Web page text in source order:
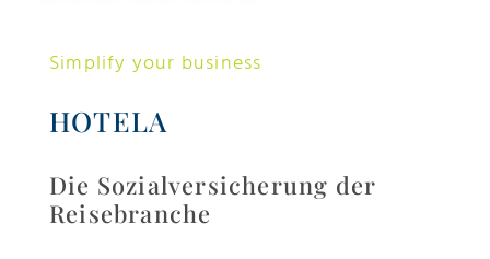
Simplify your business
HOTELA
Die Sozialversicherung der
Reisebranche